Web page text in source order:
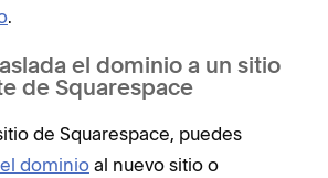
.
el dominio a un sitio
de Squarespace
de Squarespace, puedes
dominio al nuevo sitio o